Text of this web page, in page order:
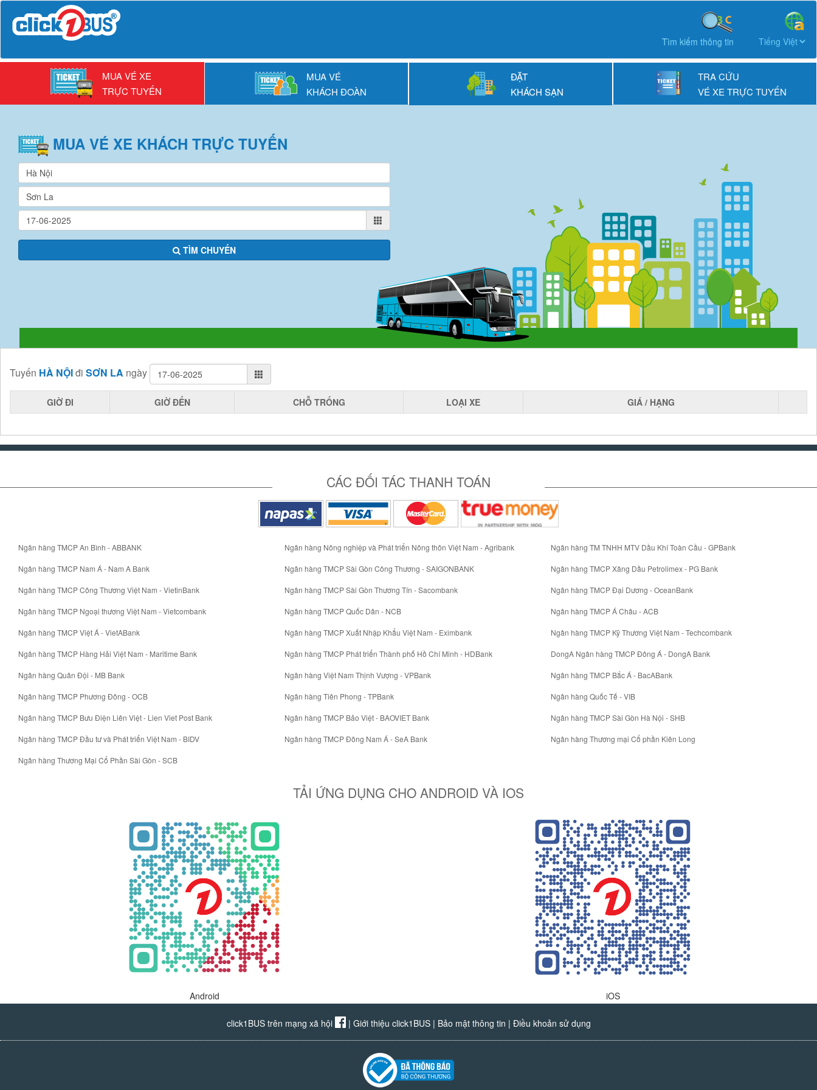
Tìm kiếm thông tin
MUA VÉ XE
TRỰC TUYẾN
MUA VÉ
KHÁCH ĐOÀN
ĐẶT
KHÁCH SẠN
TRA CỨU
VÉ XE TRỰC TUYẾN
MUA VÉ XE KHÁCH TRỰC TUYẾN
TÌM CHUYẾN
Tuyến HÀ NỘIđi SƠN LA ngày
GIỜ ĐI GIỜ ĐẾN CHỖ TRỐNG LOẠI XE GIÁ / HẠNG
CÁC ĐỐI TÁC THANH TOÁN
Ngân hàng TMCP An Bình - ABBANK
Ngân hàng TMCP Nam Á - Nam A Bank
Ngân hàng TMCP Công Thương Việt Nam - VietinBank
Ngân hàng TMCP Ngoại thương Việt Nam - Vietcombank
Ngân hàng TMCP Việt Á - VietABank
Ngân hàng TMCP Hàng Hải Việt Nam - Maritime Bank
Ngân hàng Quân Đội - MB Bank
Ngân hàng TMCP Phương Đông - OCB
Ngân hàng TMCP Bưu Điện Liên Việt - Lien Viet Post Bank
Ngân hàng TMCP Đầu tư và Phát triển Việt Nam - BIDV
Ngân hàng Thương Mại Cổ Phần Sài Gòn - SCB
Ngân hàng Nông nghiệp và Phát triển Nông thôn Việt Nam - Agribank
Ngân hàng TMCP Sài Gòn Công Thương - SAIGONBANK
Ngân hàng TMCP Sài Gòn Thương Tín - Sacombank
Ngân hàng TMCP Quốc Dân - NCB
Ngân hàng TMCP Xuất Nhập Khẩu Việt Nam - Eximbank
Ngân hàng TMCP Phát triển Thành phố Hồ Chí Minh - HDBank
Ngân hàng Việt Nam Thịnh Vượng - VPBank
Ngân hàng Tiên Phong - TPBank
Ngân hàng TMCP Bảo Việt - BAOVIET Bank
Ngân hàng TMCP Đông Nam Á - SeA Bank
Ngân hàng TM TNHH MTV Dầu Khí Toàn Cầu - GPBank
Ngân hàng TMCP Xăng Dầu Petrolimex - PG Bank
Ngân hàng TMCP Đại Dương - OceanBank
Ngân hàng TMCP Á Châu - ACB
Ngân hàng TMCP Kỹ Thương Việt Nam - Techcombank
DongA Ngân hàng TMCP Đông Á - DongA Bank
Ngân hàng TMCP Bắc Á - BacABank
Ngân hàng Quốc Tế - VIB
Ngân hàng TMCP Sài Gòn Hà Nội - SHB
Ngân hàng Thương mại Cổ phần Kiên Long
TẢI ỨNG DỤNG CHO ANDROID VÀ IOS
Android iOS
click1BUS trên mạng xã hội | Giới thiệu click1BUS| Bảo mật thông tin | Điều khoản sử dụng